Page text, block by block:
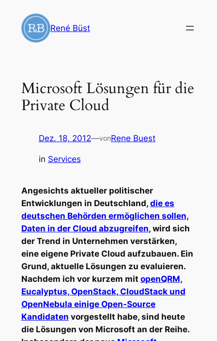
Inhalt
springen
René Büst
Microsoft Lösungen für die
Private Cloud
Dez. 18, 2012—vonRene Buest
in Services
Angesichts aktueller politischer
Entwicklungen in Deutschland, die es
deutschen Behörden ermöglichen sollen,
Daten in der Cloud abzugreifen, wird sich
der Trend in Unternehmen verstärken,
eine eigene Private Cloud aufzubauen. Ein
Grund, aktuelle Lösungen zu evaluieren.
Nachdem ich vor kurzem mit openQRM,
Eucalyptus, OpenStack, CloudStack und
OpenNebula einige Open-Source
Kandidaten vorgestellt habe, sind heute
die Lösungen von Microsoft an der Reihe.